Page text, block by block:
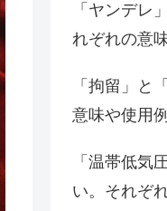
「ヤンデレ
れぞれの意
「拘留」と
意味や使用
「温帯低気
い。それぞ